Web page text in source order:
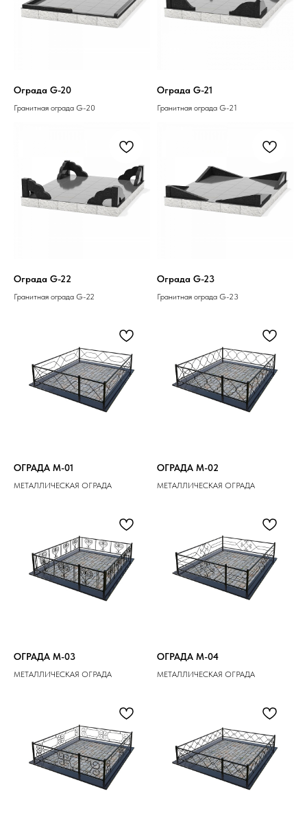
Ограда G-20
Гранитная ограда G-20
Ограда G-21
Гранитная ограда G-21
Ограда G-22
Гранитная ограда G-22
Ограда G-23
Гранитная ограда G-23
ОГРАДА M-01
МЕТАЛЛИЧЕСКАЯ ОГРАДА
ОГРАДА M-02
МЕТАЛЛИЧЕСКАЯ ОГРАДА
ОГРАДА M-03
МЕТАЛЛИЧЕСКАЯ ОГРАДА
ОГРАДА M-04
МЕТАЛЛИЧЕСКАЯ ОГРАДА